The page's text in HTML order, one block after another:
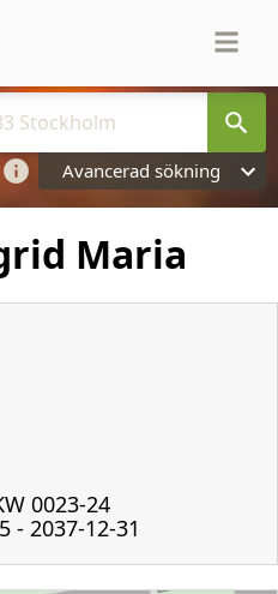
Avancerad sökning
Maria
0023-24
- 2037-12-31